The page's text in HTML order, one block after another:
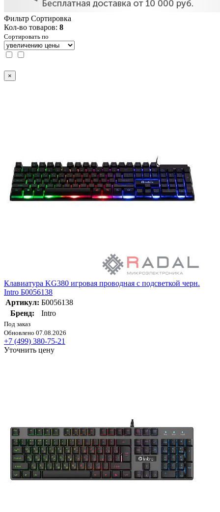
Фильтр Сортировка
Кол-во товаров: 8
Сортировать по
×
Клавиатура KG380 игровая проводная с подсветкой черн.
Intro Б0056138
Артикул: Б0056138
Бренд:
Intro
Под заказ
Обновлено 07.08.2026
+7 (499) 380-75-21
Уточнить цену